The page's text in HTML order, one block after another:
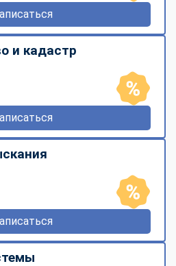
и кадастр